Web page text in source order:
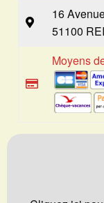
16
51100
Moyens